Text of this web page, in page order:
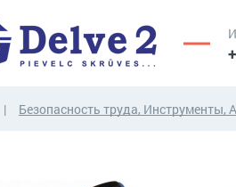
Безопасность труда, Инструменты,